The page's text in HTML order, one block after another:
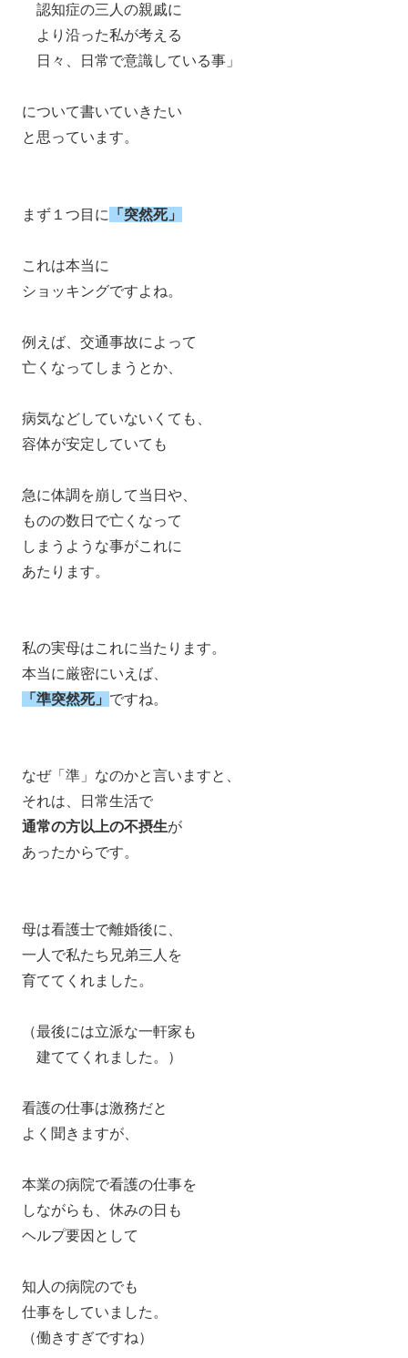
認知症の三人の親戚に
より沿った私が考える
日々、日常で意識している事」
について書いていきたい
と思っています。
まず１つ目に 「突然死」
これは本当に
ショッキングですよね。
例えば、交通事故によって
亡くなってしまうとか、
病気などしていないくても、
容体が安定していても
急に体調を崩して当日や、
ものの数日で亡くなって
しまうような事がこれに
あたります。
私の実母はこれに当たります。
本当に厳密にいえば、
「準突然死」 ですね。
なぜ「準」なのかと言いますと、
それは、日常生活で
通常の方以上の不摂生が
あったからです。
母は看護士で離婚後に、
一人で私たち兄弟三人を
育ててくれました。
（最後には立派な一軒家も
建ててくれました。）
看護の仕事は激務だと
よく聞きますが、
本業の病院で看護の仕事を
しながらも、休みの日も
ヘルプ要因として
知人の病院のでも
仕事をしていました。
（働きすぎですね）